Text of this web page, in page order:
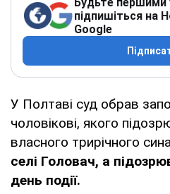
підпишіться на
Google
У Полтаві суд обрав
чоловікові, якого
власного трирічного
селі Головач, а
день події.